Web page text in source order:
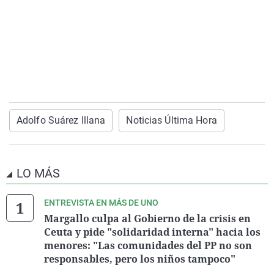
Adolfo Suárez Illana Noticias Última Hora
LO MÁS
ENTREVISTA EN MÁS DE UNO
Margallo culpa al Gobierno de la crisis en
Ceuta y pide "solidaridad interna" hacia los
menores: "Las comunidades del PP no son
responsables, pero los niños tampoco"